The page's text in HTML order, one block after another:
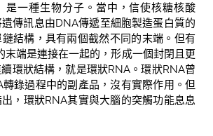
是一種生物分子。當中，信使核糖核酸
遺傳訊息由DNA傳遞至細胞製造蛋白質的
結構，具有兩個截然不同的末端。但有
末端是連接在一起的，形成一個封閉且更
環狀結構，就是環狀RNA。環狀RNA曾
錄過程中的副產品，沒有實際作用。但
，環狀RNA其實與大腦的突觸功能息息